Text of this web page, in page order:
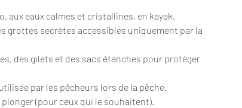
aux eaux calmes et cristallines, en kayak.
grottes secrètes accessibles uniquement par la
des gilets et des sacs étanches pour protéger
par les pêcheurs lors de la pêche.
(pour ceux qui le souhaitent).